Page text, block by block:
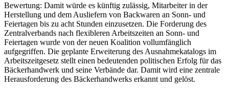
Bewertung: Damit würde es künftig zulässig, Mitarbeiter in der
Herstellung und dem Ausliefern von Backwaren an Sonn- und
Feiertagen bis zu acht Stunden einzusetzen. Die Forderung des
Zentralverbands nach flexibleren Arbeitszeiten an Sonn- und
Feiertagen wurde von der neuen Koalition vollumfänglich
aufgegriffen. Die geplante Erweiterung des Ausnahmekatalogs im
Arbeitszeitgesetz stellt einen bedeutenden politischen Erfolg für das
Bäckerhandwerk und seine Verbände dar. Damit wird eine zentrale
Herausforderung des Bäckerhandwerks erkannt und gelöst.